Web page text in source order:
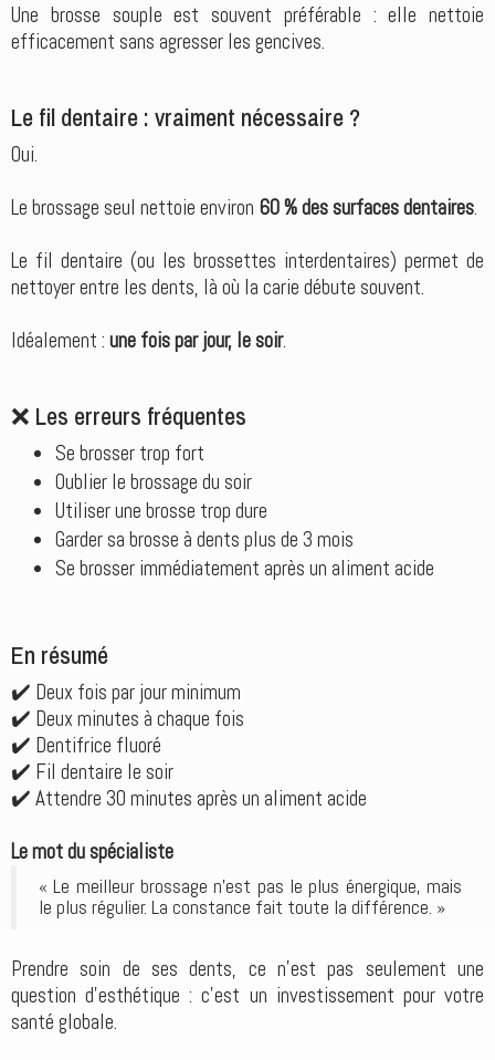
Une brosse souple est souvent préférable : elle nettoie
efficacement sans agresser les gencives.
Le fil dentaire : vraiment nécessaire ?
Oui.
Le brossage seul nettoie environ 60 % des surfaces dentaires.
Le fil dentaire (ou les brossettes interdentaires) permet de
nettoyer entre les dents, là où la carie débute souvent.
Idéalement : une fois par jour, le soir.
❌ Les erreurs fréquentes
Se brosser trop fort
Oublier le brossage du soir
Utiliser une brosse trop dure
Garder sa brosse à dents plus de 3 mois
Se brosser immédiatement après un aliment acide
En résumé
✔️ Deux fois par jour minimum
✔️ Deux minutes à chaque fois
✔️ Dentifrice fluoré
✔️ Fil dentaire le soir
✔️ Attendre 30 minutes après un aliment acide
Le mot du spécialiste
« Le meilleur brossage n’est pas le plus énergique, mais
le plus régulier. La constance fait toute la différence. »
Prendre soin de ses dents, ce n’est pas seulement une
question d’esthétique : c’est un investissement pour votre
santé globale.